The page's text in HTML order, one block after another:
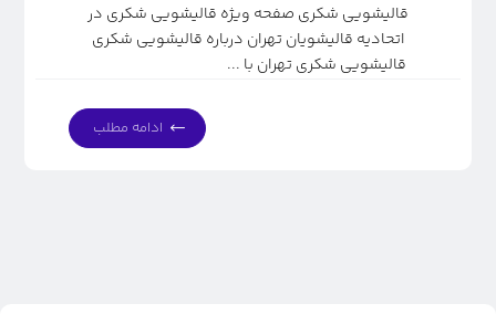
قالیشویی شکری صفحه ویژه قالیشویی شکری در
اتحادیه قالیشویان تهران درباره قالیشویی شکری
قالیشویی شکری تهران با ...
ادامه مطلب